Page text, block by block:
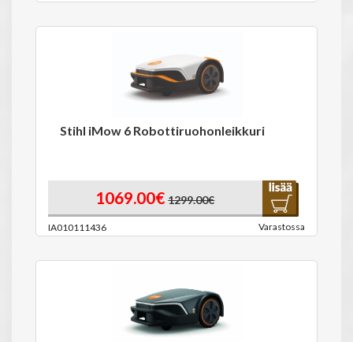
Stihl iMow 6 Robottiruohonleikkuri
1069.00€ 1299.00€
IA010111436 Varastossa